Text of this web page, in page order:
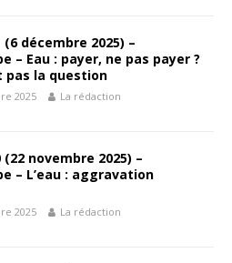
(6 décembre 2025) –
– Eau : payer, ne pas payer ?
pas la question
2025 La rédaction
(22 novembre 2025) –
– L’eau : aggravation
2025 La rédaction